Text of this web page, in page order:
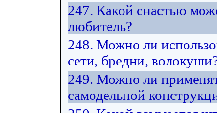
247. Какой снастью
любитель?
248. Можно ли
сети, бредни,
249. Можно ли
самодельной